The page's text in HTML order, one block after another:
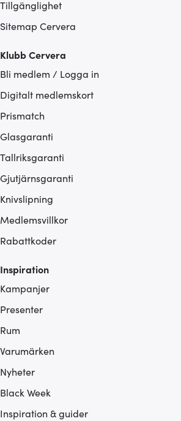
Tillgänglighet
Sitemap Cervera
Klubb Cervera
Bli medlem / Logga in
Digitalt medlemskort
Prismatch
Glasgaranti
Tallriksgaranti
Gjutjärnsgaranti
Knivslipning
Medlemsvillkor
Rabattkoder
Inspiration
Kampanjer
Presenter
Rum
Varumärken
Nyheter
Black Week
Inspiration & guider